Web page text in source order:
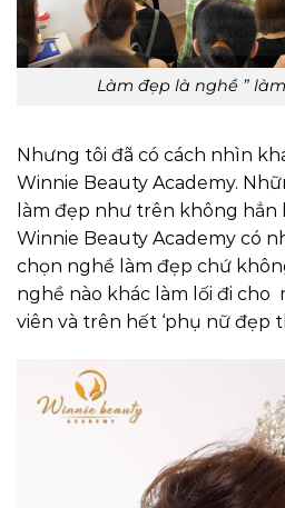
Làm đẹp là nghề ”
Nhưng tôi đã có cách nhìn
Winnie Beauty Academy.
làm đẹp như trên không hẳn
Winnie Beauty Academy có
chọn nghề làm đẹp chứ
nghề nào khác làm lối đi cho
viên và trên hết ‘phụ nữ đẹp